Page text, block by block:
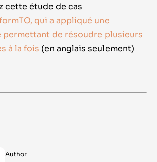
cette étude de cas
qui a appliqué une
permettant de résoudre plusieurs
à la fois (en anglais seulement)
Author